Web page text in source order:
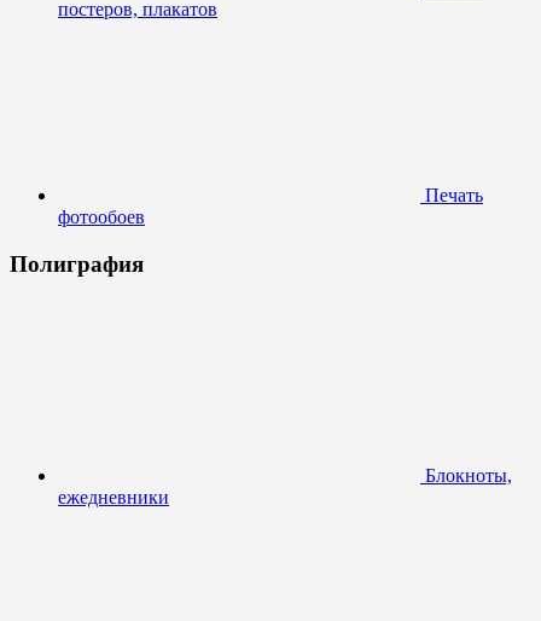
постеров, плакатов
Печать
фотообоев
Полиграфия
Блокноты,
ежедневники